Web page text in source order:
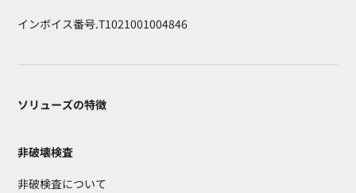
インボイス番号.T1021001004846
ソリューズの特徴
非破壊検査
非破検査について